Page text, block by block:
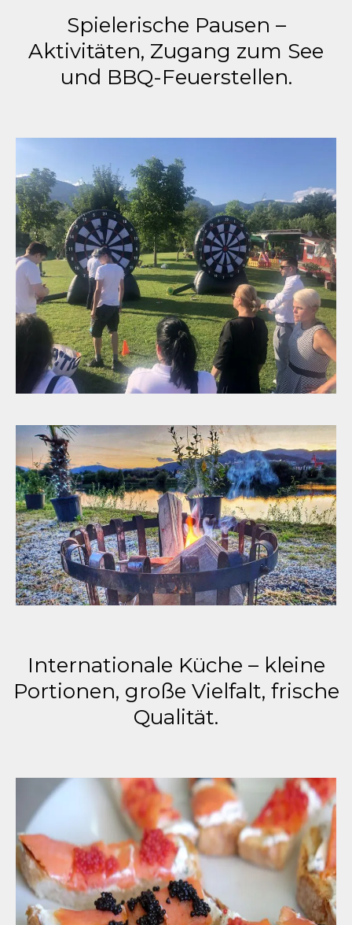
Spielerische Pausen –
Aktivitäten, Zugang zum See
und BBQ-Feuerstellen.
Internationale Küche – kleine
Portionen, große Vielfalt, frische
Qualität.